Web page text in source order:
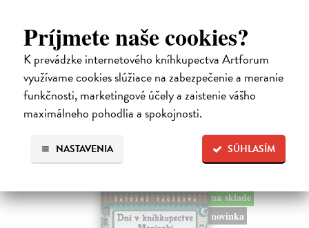
Príjmete naše cookies?
K prevádzke internetového kníhkupectva Artforum
využívame cookies slúžiace na zabezpečenie a meranie
funkčnosti, marketingové účely a zaistenie vášho
maximálneho pohodlia a spokojnosti.
SÚHLASÍM
NASTAVENIA
Murakami Haruki| Kniha
Ty jsi to byla, kdo mi vyprávěl o tom městě. Město a jeho nejisté zdi –
dlouho očekávaný román Harukiho Murakamiho volně navazuje na
autorovu starší novelu z roku 1980 a tematicky se prolíná s jeho
kultovním…
Na sklade ?
32,85 € ?
na sklade
novinka